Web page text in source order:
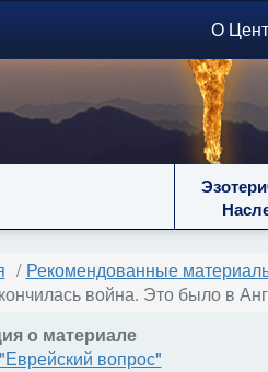
О
Рекомендованные
война. Это было в
о материале
"Еврейский вопрос"